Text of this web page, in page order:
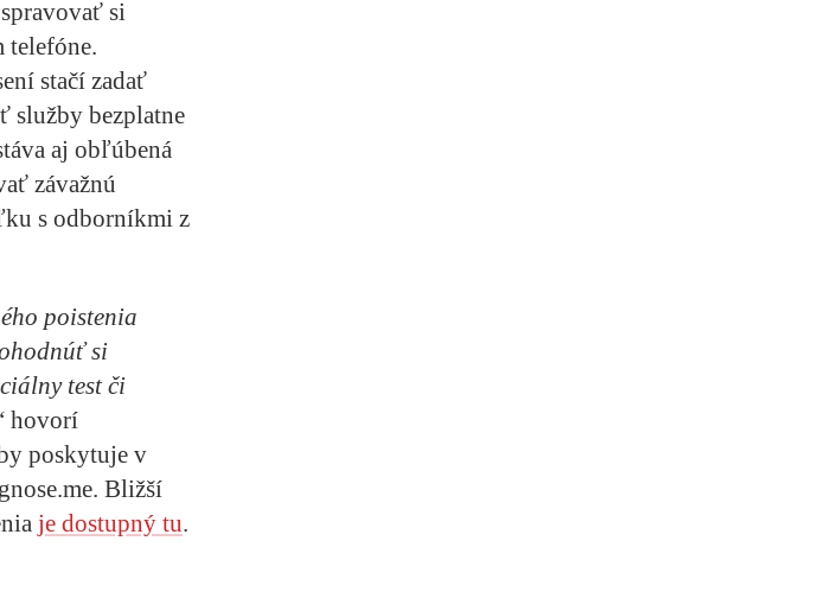
si
telefóne.
stačí zadať
služby bezplatne
aj obľúbená
závažnú
s odborníkmi z
poistenia
si
test či
hovorí
poskytuje v
Bližší
je dostupný tu.